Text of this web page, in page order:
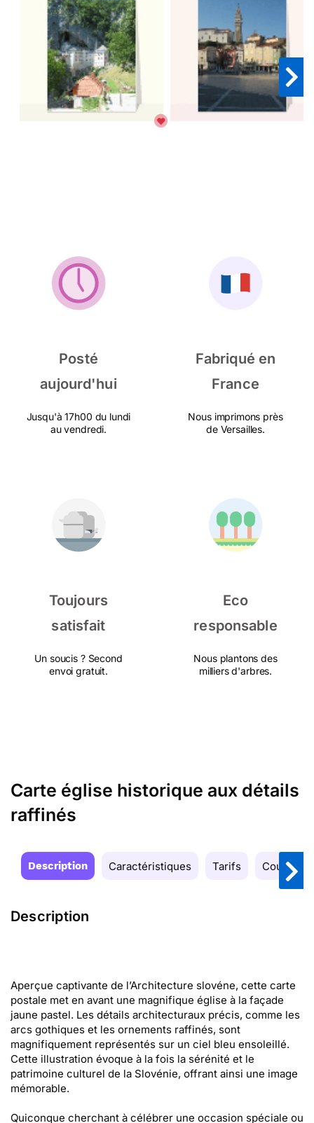
Posté
aujourd'hui
Jusqu'à 17h00 du lundi
au vendredi.
Fabriqué en
France
Nous imprimons près
de Versailles.
Toujours
satisfait
Un soucis ? Second
envoi gratuit.
Eco
responsable
Nous plantons des
milliers d'arbres.
Carte église historique aux détails
raffinés
Description Caractéristiques Tarifs Couleurs
Description
Aperçue captivante de l’Architecture slovéne, cette carte
postale met en avant une magnifique église à la façade
jaune pastel. Les détails architecturaux précis, comme les
arcs gothiques et les ornements raffinés, sont
magnifiquement représentés sur un ciel bleu ensoleillé.
Cette illustration évoque à la fois la sérénité et le
patrimoine culturel de la Slovénie, offrant ainsi une image
mémorable.
Quiconque cherchant à célébrer une occasion spéciale ou